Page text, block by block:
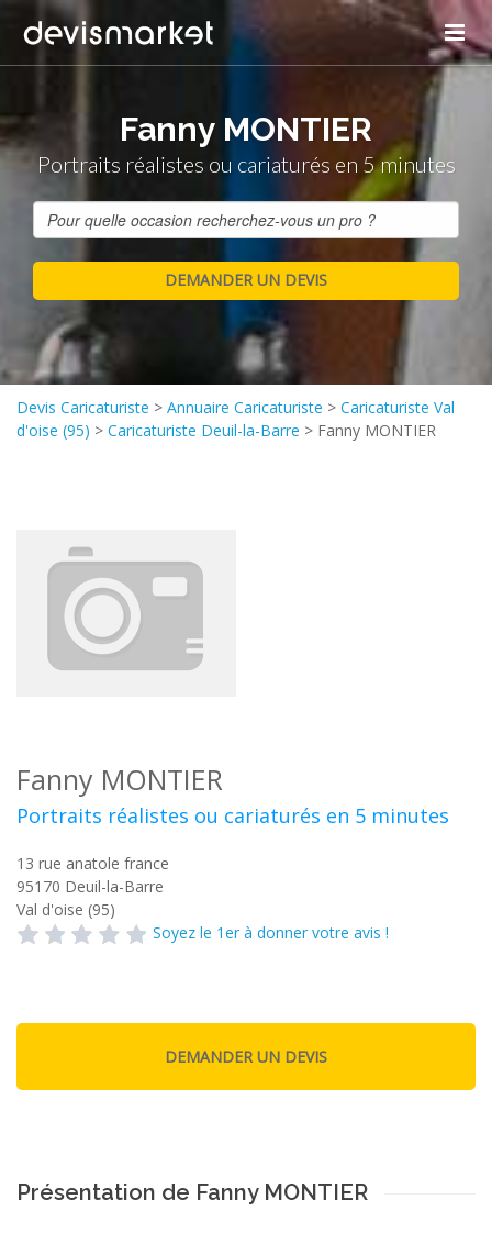
Fanny MONTIER
Portraits réalistes ou cariaturés en 5 minutes
Devis Caricaturiste > Annuaire Caricaturiste > Caricaturiste Val
d'oise (95) > Caricaturiste Deuil-la-Barre > Fanny MONTIER
Fanny MONTIER
Portraits réalistes ou cariaturés en 5 minutes
13 rue anatole france
95170 Deuil-la-Barre
Val d'oise (95)
Soyez le 1er à donner votre avis !
Présentation de Fanny MONTIER